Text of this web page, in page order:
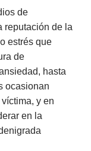
de
reputación de la
estrés que
de
hasta
ocasionan
y en
en la